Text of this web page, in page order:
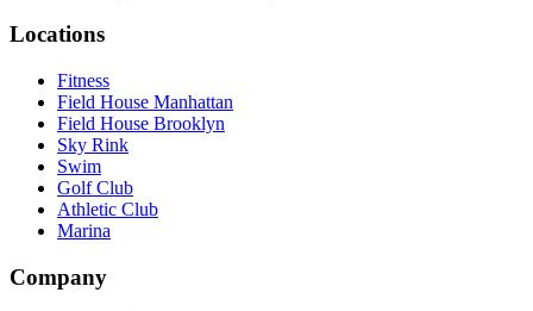
Locations​​​​‌ ‍ ​‍​‍‌‍ ‌ ​‍‌‍‍‌‌‍‌ ‌‍‍‌‌‍ ‍​‍​‍​ ‍‍​‍​‍‌ ​ ‌‍​‌‌‍ ‍‌‍‍‌‌ ‌​‌ ‍‌​‍ ‍‌‍‍‌‌‍ ​‍​‍​‍ ​​‍​‍‌‍‍​‌ ​‍‌‍‌‌‌‍‌‍​‍​‍​ ‍‍​‍​‍‌‍‍​‌ ‌​‌ ‌​‌ ​​‌ ​ ​ ‍‍​‍ ​‍ ‌‍​ ‌‍‍​‌‍‌‌‌‍ ​‌ ​ ‌‍‌‌‌‍​‌‌ ​​‌‍‍‌‌‍‌‌‌ ​‍‌ ​ ​‍ ‍‌ ​ ‌‍​‌‌‍ ‍‌‍‍‌‌ ‌​‌ ‍‌​‍ ‍‌ ​ ‌ ‌​‌ ‌‌‌‍‌​‌‍‍‌‌‍ ​‍ ‌‍‍‌‌‍ ‍‌ ‌​‌‍‌‌‌‍ ‍‌ ‌​​‍ ‌‍‌‌‌‍‌​‌‍‍‌‌ ‌​​‍ ‌‍ ‌‌‍ ‌‍‌​‌‍‌‌​ ‌‌ ​​‌ ​‍‌‍‌‌‌ ​ ‌‍‌‌‌‍ ‍‌ ‌​‌‍​‌‌ ‌​‌‍‍‌‌‍ ‌‍ ‍​ ‍ ‌‍‍‌‌‍‌​​ ‌‌‍‌‍‌‍ ‌‍ ‌ ‌​‌‍‌‌‌ ​‍​ ‍ ‌ ‌​‌ ‍‌‌ ​​‌‍‌‌​ ‌‌‍‌‍‌‍ ‌‍ ‌ ‌​‌‍‌‌‌ ​‍​ ‍ ‌ ​​‌‍​‌‌ ‌​‌‍‍​​ ‌‌‍​ ‌‍ ‌‍ ​‌ ‌‌‌‍ ‌‌‍ ‍‌ ​ ​‍‌‌​ ‌‌‌​​‍‌‌ ‌‍‍ ‌‍‌‌‌ ‍‌​‍‌‌​ ​ ‌​‌​​‍‌‌​ ​ ‌​‌​​‍‌‌​ ​‍​ ​‍‌‍‌‌‌‍​‍​ ​‍​ ‍​‌‍​ ​ ‌‌‌‍​ ‌‍​ ‌‍‌‌‌‍​‍‌‍​‌​ ​‌​‍‌‌​ ​‍​ ​‍​‍‌‌​ ‌‌‌​‌​​‍ ‍‌ ‌​‌‍‍‌‌ ‌​‌‍ ​‌‍‌‌​ ‌‍​‍‌‍​‌‌ ​ ‌‍‌‌‌‌‌‌‌ ​‍‌‍ ​​ ‌‌‍‍​‌ ‌​‌ ‌​‌ ​​‌ ​ ​‍‌‌​ ​ ‌​​‌​‍‌‌​ ​‍‌​‌‍​‍‌‌​ ​‍‌​‌‍‌‍​ ‌‍‍​‌‍‌‌‌‍ ​‌ ​ ‌‍‌‌‌‍​‌‌ ​​‌‍‍‌‌‍‌‌‌ ​‍‌ ​ ​‍ ‍‌ ​ ‌‍​‌‌‍ ‍‌‍‍‌‌ ‌​‌ ‍‌​‍ ‍‌ ​ ‌ ‌​‌ ‌‌‌‍‌​‌‍‍‌‌‍ ​‍‌‍‌‍‍‌‌‍‌​​ ‌‌‍‌‍‌‍ ‌‍ ‌ ‌​‌‍‌‌‌ ​‍​‍‌‍‌ ‌​‌ ‍‌‌ ​​‌‍‌‌​ ‌‌‍‌‍‌‍ ‌‍ ‌ ‌​‌‍‌‌‌ ​‍​‍‌‍‌ ​​‌‍​‌‌ ‌​‌‍‍​​ ‌‌‍​ ‌‍ ‌‍ ​‌ ‌‌‌‍ ‌‌‍ ‍‌ ​ ​‍‌‌​ ‌‌‌​​‍‌‌ ‌‍‍ ‌‍‌‌‌ ‍‌​‍‌‌​ ​ ‌​‌​​‍‌‌​ ​ ‌​‌​​‍‌‌​ ​‍​ ​‍‌‍‌‌‌‍​‍​ ​‍​ ‍​‌‍​ ​ ‌‌‌‍​ ‌‍​ ‌‍‌‌‌‍​‍‌‍​‌​ ​‌​‍‌‌​ ​‍​ ​‍​‍‌‌​ ‌‌‌​‌​​‍ ‍‌ ‌​‌‍‍‌‌ ‌​‌‍ ​‌‍‌‌​‍‌‍‌ ​​‌‍‌‌‌ ​‍‌ ​ ‌ ​​‌‍‌‌‌‍​ ‌ ‌​‌‍‍‌‌ ‌‍‌‍‌‌​ ‌‌ ​​‌ ‌‌‌‍​‍‌‍ ​‌‍‍‌‌ ​ ‌‍‍​‌‍‌‌‌‍‌​​‍​‍‌ ‌
Fitness​​​​‌ ‍ ​‍​‍‌‍ ‌ ​‍‌‍‍‌‌‍‌ ‌‍‍‌‌‍ ‍​‍​‍​ ‍‍​‍​‍‌ ​ ‌‍​‌‌‍ ‍‌‍‍‌‌ ‌​‌ ‍‌​‍ ‍‌‍‍‌‌‍ ​‍​‍​‍ ​​‍​‍‌‍‍​‌ ​‍‌‍‌‌‌‍‌‍​‍​‍​ ‍‍​‍​‍‌‍‍​‌ ‌​‌ ‌​‌ ​​‌ ​ ​ ‍‍​‍ ​‍ ‌‍​ ‌‍‍​‌‍‌‌‌‍ ​‌ ​ ‌‍‌‌‌‍​‌‌ ​​‌‍‍‌‌‍‌‌‌ ​‍‌ ​ ​‍ ‍‌ ​ ‌‍​‌‌‍ ‍‌‍‍‌‌ ‌​‌ ‍‌​‍ ‍‌ ​ ‌ ‌​‌ ‌‌‌‍‌​‌‍‍‌‌‍ ​‍ ‌‍‍‌‌‍ ‍‌ ‌​‌‍‌‌‌‍ ‍‌ ‌​​‍ ‌‍‌‌‌‍‌​‌‍‍‌‌ ‌​​‍ ‌‍ ‌‌‍ ‌‍‌​‌‍‌‌​ ‌‌ ​​‌ ​‍‌‍‌‌‌ ​ ‌‍‌‌‌‍ ‍‌ ‌​‌‍​‌‌ ‌​‌‍‍‌‌‍ ‌‍ ‍​ ‍ ‌‍‍‌‌‍‌​​ ‌‌‍‌‍‌‍ ‌‍ ‌ ‌​‌‍‌‌‌ ​‍​ ‍ ‌ ‌​‌ ‍‌‌ ​​‌‍‌‌​ ‌‌‍‌‍‌‍ ‌‍ ‌ ‌​‌‍‌‌‌ ​‍​ ‍ ‌ ​​‌‍​‌‌ ‌​‌‍‍​​ ‌‌‍​ ‌‍ ‌‍ ​‌ ‌‌‌‍ ‌‌‍ ‍‌ ​ ​‍‌‌​ ‌‌‌​​‍‌‌ ‌‍‍ ‌‍‌‌‌ ‍‌​‍‌‌​ ​ ‌​‌​​‍‌‌​ ​ ‌​‌​​‍‌‌​ ​‍​ ​‍‌‍‌‌‌‍​‍​ ​‍​ ‍​‌‍​ ​ ‌‌‌‍​ ‌‍​ ‌‍‌‌‌‍​‍‌‍​‌​ ​‌​‍‌‌​ ​‍​ ​‍​‍‌‌​ ‌‌‌​‌​​‍ ‍‌‍ ​‌‍‍‌‌‍ ‍‌‍‍ ‌ ​ ​‍‌‌​ ‌‌‌​​‍‌‌ ‌‍‍ ‌‍‌‌‌ ‍‌​‍‌‌​ ​ ‌​‌​​‍‌‌​ ​ ‌​‌​​‍‌‌​ ​‍​ ​‍​ ​‍​ ​ ​ ​ ‌‍​ ‌‍‌‌​ ‍​​ ‌‍​ ​‌​ ‌​‌‍​‌‌‍​ ​ ‍‌​‍‌‌​ ​‍​ ​‍​‍‌‌​ ‌‌‌​‌​​‍ ‍‌‍ ‍‌‍​‌‌‍ ‌‌‍‌‌​ ‌‍​‍‌‍​‌‌ ​ ‌‍‌‌‌‌‌‌‌ ​‍‌‍ ​​ ‌‌‍‍​‌ ‌​‌ ‌​‌ ​​‌ ​ ​‍‌‌​ ​ ‌​​‌​‍‌‌​ ​‍‌​‌‍​‍‌‌​ ​‍‌​‌‍‌‍​ ‌‍‍​‌‍‌‌‌‍ ​‌ ​ ‌‍‌‌‌‍​‌‌ ​​‌‍‍‌‌‍‌‌‌ ​‍‌ ​ ​‍ ‍‌ ​ ‌‍​‌‌‍ ‍‌‍‍‌‌ ‌​‌ ‍‌​‍ ‍‌ ​ ‌ ‌​‌ ‌‌‌‍‌​‌‍‍‌‌‍ ​‍‌‍‌‍‍‌‌‍‌​​ ‌‌‍‌‍‌‍ ‌‍ ‌ ‌​‌‍‌‌‌ ​‍​‍‌‍‌ ‌​‌ ‍‌‌ ​​‌‍‌‌​ ‌‌‍‌‍‌‍ ‌‍ ‌ ‌​‌‍‌‌‌ ​‍​‍‌‍‌ ​​‌‍​‌‌ ‌​‌‍‍​​ ‌‌‍​ ‌‍ ‌‍ ​‌ ‌‌‌‍ ‌‌‍ ‍‌ ​ ​‍‌‌​ ‌‌‌​​‍‌‌ ‌‍‍ ‌‍‌‌‌ ‍‌​‍‌‌​ ​ ‌​‌​​‍‌‌​ ​ ‌​‌​​‍‌‌​ ​‍​ ​‍‌‍‌‌‌‍​‍​ ​‍​ ‍​‌‍​ ​ ‌‌‌‍​ ‌‍​ ‌‍‌‌‌‍​‍‌‍​‌​ ​‌​‍‌‌​ ​‍​ ​‍​‍‌‌​ ‌‌‌​‌​​‍ ‍‌‍ ​‌‍‍‌‌‍ ‍‌‍‍ ‌ ​ ​‍‌‌​ ‌‌‌​​‍‌‌ ‌‍‍ ‌‍‌‌‌ ‍‌​‍‌‌​ ​ ‌​‌​​‍‌‌​ ​ ‌​‌​​‍‌‌​ ​‍​ ​‍​ ​‍​ ​ ​ ​ ‌‍​ ‌‍‌‌​ ‍​​ ‌‍​ ​‌​ ‌​‌‍​‌‌‍​ ​ ‍‌​‍‌‌​ ​‍​ ​‍​‍‌‌​ ‌‌‌​‌​​‍ ‍‌‍ ‍‌‍​‌‌‍ ‌‌‍‌‌​‍‌‍‌ ​​‌‍‌‌‌ ​‍‌ ​ ‌ ​​‌‍‌‌‌‍​ ‌ ‌​‌‍‍‌‌ ‌‍‌‍‌‌​ ‌‌ ​​‌ ‌‌‌‍​‍‌‍ ​‌‍‍‌‌ ​ ‌‍‍​‌‍‌‌‌‍‌​​‍​‍‌ ‌
Field House Manhattan​​​​‌ ‍ ​‍​‍‌‍ ‌ ​‍‌‍‍‌‌‍‌ ‌‍‍‌‌‍ ‍​‍​‍​ ‍‍​‍​‍‌ ​ ‌‍​‌‌‍ ‍‌‍‍‌‌ ‌​‌ ‍‌​‍ ‍‌‍‍‌‌‍ ​‍​‍​‍ ​​‍​‍‌‍‍​‌ ​‍‌‍‌‌‌‍‌‍​‍​‍​ ‍‍​‍​‍‌‍‍​‌ ‌​‌ ‌​‌ ​​‌ ​ ​ ‍‍​‍ ​‍ ‌‍​ ‌‍‍​‌‍‌‌‌‍ ​‌ ​ ‌‍‌‌‌‍​‌‌ ​​‌‍‍‌‌‍‌‌‌ ​‍‌ ​ ​‍ ‍‌ ​ ‌‍​‌‌‍ ‍‌‍‍‌‌ ‌​‌ ‍‌​‍ ‍‌ ​ ‌ ‌​‌ ‌‌‌‍‌​‌‍‍‌‌‍ ​‍ ‌‍‍‌‌‍ ‍‌ ‌​‌‍‌‌‌‍ ‍‌ ‌​​‍ ‌‍‌‌‌‍‌​‌‍‍‌‌ ‌​​‍ ‌‍ ‌‌‍ ‌‍‌​‌‍‌‌​ ‌‌ ​​‌ ​‍‌‍‌‌‌ ​ ‌‍‌‌‌‍ ‍‌ ‌​‌‍​‌‌ ‌​‌‍‍‌‌‍ ‌‍ ‍​ ‍ ‌‍‍‌‌‍‌​​ ‌‌‍‌‍‌‍ ‌‍ ‌ ‌​‌‍‌‌‌ ​‍​ ‍ ‌ ‌​‌ ‍‌‌ ​​‌‍‌‌​ ‌‌‍‌‍‌‍ ‌‍ ‌ ‌​‌‍‌‌‌ ​‍​ ‍ ‌ ​​‌‍​‌‌ ‌​‌‍‍​​ ‌‌‍​ ‌‍ ‌‍ ​‌ ‌‌‌‍ ‌‌‍ ‍‌ ​ ​‍‌‌​ ‌‌‌​​‍‌‌ ‌‍‍ ‌‍‌‌‌ ‍‌​‍‌‌​ ​ ‌​‌​​‍‌‌​ ​ ‌​‌​​‍‌‌​ ​‍​ ​‍‌‍‌‌‌‍​‍​ ​‍​ ‍​‌‍​ ​ ‌‌‌‍​ ‌‍​ ‌‍‌‌‌‍​‍‌‍​‌​ ​‌​‍‌‌​ ​‍​ ​‍​‍‌‌​ ‌‌‌​‌​​‍ ‍‌‍ ​‌‍‍‌‌‍ ‍‌‍‍ ‌ ​ ​‍‌‌​ ‌‌‌​​‍‌‌ ‌‍‍ ‌‍‌‌‌ ‍‌​‍‌‌​ ​ ‌​‌​​‍‌‌​ ​ ‌​‌​​‍‌‌​ ​‍​ ​‍​ ​‌​ ​ ​ ​‌‌‍​‍​ ​​​ ​‌‌‍​‌​ ‌ ​ ​‍​ ​‍​ ‌‍​ ‌​​‍‌‌​ ​‍​ ​‍​‍‌‌​ ‌‌‌​‌​​‍ ‍‌‍ ‍‌‍​‌‌‍ ‌‌‍‌‌​ ‌‍​‍‌‍​‌‌ ​ ‌‍‌‌‌‌‌‌‌ ​‍‌‍ ​​ ‌‌‍‍​‌ ‌​‌ ‌​‌ ​​‌ ​ ​‍‌‌​ ​ ‌​​‌​‍‌‌​ ​‍‌​‌‍​‍‌‌​ ​‍‌​‌‍‌‍​ ‌‍‍​‌‍‌‌‌‍ ​‌ ​ ‌‍‌‌‌‍​‌‌ ​​‌‍‍‌‌‍‌‌‌ ​‍‌ ​ ​‍ ‍‌ ​ ‌‍​‌‌‍ ‍‌‍‍‌‌ ‌​‌ ‍‌​‍ ‍‌ ​ ‌ ‌​‌ ‌‌‌‍‌​‌‍‍‌‌‍ ​‍‌‍‌‍‍‌‌‍‌​​ ‌‌‍‌‍‌‍ ‌‍ ‌ ‌​‌‍‌‌‌ ​‍​‍‌‍‌ ‌​‌ ‍‌‌ ​​‌‍‌‌​ ‌‌‍‌‍‌‍ ‌‍ ‌ ‌​‌‍‌‌‌ ​‍​‍‌‍‌ ​​‌‍​‌‌ ‌​‌‍‍​​ ‌‌‍​ ‌‍ ‌‍ ​‌ ‌‌‌‍ ‌‌‍ ‍‌ ​ ​‍‌‌​ ‌‌‌​​‍‌‌ ‌‍‍ ‌‍‌‌‌ ‍‌​‍‌‌​ ​ ‌​‌​​‍‌‌​ ​ ‌​‌​​‍‌‌​ ​‍​ ​‍‌‍‌‌‌‍​‍​ ​‍​ ‍​‌‍​ ​ ‌‌‌‍​ ‌‍​ ‌‍‌‌‌‍​‍‌‍​‌​ ​‌​‍‌‌​ ​‍​ ​‍​‍‌‌​ ‌‌‌​‌​​‍ ‍‌‍ ​‌‍‍‌‌‍ ‍‌‍‍ ‌ ​ ​‍‌‌​ ‌‌‌​​‍‌‌ ‌‍‍ ‌‍‌‌‌ ‍‌​‍‌‌​ ​ ‌​‌​​‍‌‌​ ​ ‌​‌​​‍‌‌​ ​‍​ ​‍​ ​‌​ ​ ​ ​‌‌‍​‍​ ​​​ ​‌‌‍​‌​ ‌ ​ ​‍​ ​‍​ ‌‍​ ‌​​‍‌‌​ ​‍​ ​‍​‍‌‌​ ‌‌‌​‌​​‍ ‍‌‍ ‍‌‍​‌‌‍ ‌‌‍‌‌​‍‌‍‌ ​​‌‍‌‌‌ ​‍‌ ​ ‌ ​​‌‍‌‌‌‍​ ‌ ‌​‌‍‍‌‌ ‌‍‌‍‌‌​ ‌‌ ​​‌ ‌‌‌‍​‍‌‍ ​‌‍‍‌‌ ​ ‌‍‍​‌‍‌‌‌‍‌​​‍​‍‌ ‌
Field House Brooklyn​​​​‌ ‍ ​‍​‍‌‍ ‌ ​‍‌‍‍‌‌‍‌ ‌‍‍‌‌‍ ‍​‍​‍​ ‍‍​‍​‍‌ ​ ‌‍​‌‌‍ ‍‌‍‍‌‌ ‌​‌ ‍‌​‍ ‍‌‍‍‌‌‍ ​‍​‍​‍ ​​‍​‍‌‍‍​‌ ​‍‌‍‌‌‌‍‌‍​‍​‍​ ‍‍​‍​‍‌‍‍​‌ ‌​‌ ‌​‌ ​​‌ ​ ​ ‍‍​‍ ​‍ ‌‍​ ‌‍‍​‌‍‌‌‌‍ ​‌ ​ ‌‍‌‌‌‍​‌‌ ​​‌‍‍‌‌‍‌‌‌ ​‍‌ ​ ​‍ ‍‌ ​ ‌‍​‌‌‍ ‍‌‍‍‌‌ ‌​‌ ‍‌​‍ ‍‌ ​ ‌ ‌​‌ ‌‌‌‍‌​‌‍‍‌‌‍ ​‍ ‌‍‍‌‌‍ ‍‌ ‌​‌‍‌‌‌‍ ‍‌ ‌​​‍ ‌‍‌‌‌‍‌​‌‍‍‌‌ ‌​​‍ ‌‍ ‌‌‍ ‌‍‌​‌‍‌‌​ ‌‌ ​​‌ ​‍‌‍‌‌‌ ​ ‌‍‌‌‌‍ ‍‌ ‌​‌‍​‌‌ ‌​‌‍‍‌‌‍ ‌‍ ‍​ ‍ ‌‍‍‌‌‍‌​​ ‌‌‍‌‍‌‍ ‌‍ ‌ ‌​‌‍‌‌‌ ​‍​ ‍ ‌ ‌​‌ ‍‌‌ ​​‌‍‌‌​ ‌‌‍‌‍‌‍ ‌‍ ‌ ‌​‌‍‌‌‌ ​‍​ ‍ ‌ ​​‌‍​‌‌ ‌​‌‍‍​​ ‌‌‍​ ‌‍ ‌‍ ​‌ ‌‌‌‍ ‌‌‍ ‍‌ ​ ​‍‌‌​ ‌‌‌​​‍‌‌ ‌‍‍ ‌‍‌‌‌ ‍‌​‍‌‌​ ​ ‌​‌​​‍‌‌​ ​ ‌​‌​​‍‌‌​ ​‍​ ​‍‌‍‌‌‌‍​‍​ ​‍​ ‍​‌‍​ ​ ‌‌‌‍​ ‌‍​ ‌‍‌‌‌‍​‍‌‍​‌​ ​‌​‍‌‌​ ​‍​ ​‍​‍‌‌​ ‌‌‌​‌​​‍ ‍‌‍ ​‌‍‍‌‌‍ ‍‌‍‍ ‌ ​ ​‍‌‌​ ‌‌‌​​‍‌‌ ‌‍‍ ‌‍‌‌‌ ‍‌​‍‌‌​ ​ ‌​‌​​‍‌‌​ ​ ‌​‌​​‍‌‌​ ​‍​ ​‍​ ‌‍​ ‍​​ ‌ ‌‍‌​​ ​‌​ ​‍​ ‌‌​ ‌‍​ ​‍​ ​‌‌‍​ ​ ​‌​‍‌‌​ ​‍​ ​‍​‍‌‌​ ‌‌‌​‌​​‍ ‍‌‍ ‍‌‍​‌‌‍ ‌‌‍‌‌​ ‌‍​‍‌‍​‌‌ ​ ‌‍‌‌‌‌‌‌‌ ​‍‌‍ ​​ ‌‌‍‍​‌ ‌​‌ ‌​‌ ​​‌ ​ ​‍‌‌​ ​ ‌​​‌​‍‌‌​ ​‍‌​‌‍​‍‌‌​ ​‍‌​‌‍‌‍​ ‌‍‍​‌‍‌‌‌‍ ​‌ ​ ‌‍‌‌‌‍​‌‌ ​​‌‍‍‌‌‍‌‌‌ ​‍‌ ​ ​‍ ‍‌ ​ ‌‍​‌‌‍ ‍‌‍‍‌‌ ‌​‌ ‍‌​‍ ‍‌ ​ ‌ ‌​‌ ‌‌‌‍‌​‌‍‍‌‌‍ ​‍‌‍‌‍‍‌‌‍‌​​ ‌‌‍‌‍‌‍ ‌‍ ‌ ‌​‌‍‌‌‌ ​‍​‍‌‍‌ ‌​‌ ‍‌‌ ​​‌‍‌‌​ ‌‌‍‌‍‌‍ ‌‍ ‌ ‌​‌‍‌‌‌ ​‍​‍‌‍‌ ​​‌‍​‌‌ ‌​‌‍‍​​ ‌‌‍​ ‌‍ ‌‍ ​‌ ‌‌‌‍ ‌‌‍ ‍‌ ​ ​‍‌‌​ ‌‌‌​​‍‌‌ ‌‍‍ ‌‍‌‌‌ ‍‌​‍‌‌​ ​ ‌​‌​​‍‌‌​ ​ ‌​‌​​‍‌‌​ ​‍​ ​‍‌‍‌‌‌‍​‍​ ​‍​ ‍​‌‍​ ​ ‌‌‌‍​ ‌‍​ ‌‍‌‌‌‍​‍‌‍​‌​ ​‌​‍‌‌​ ​‍​ ​‍​‍‌‌​ ‌‌‌​‌​​‍ ‍‌‍ ​‌‍‍‌‌‍ ‍‌‍‍ ‌ ​ ​‍‌‌​ ‌‌‌​​‍‌‌ ‌‍‍ ‌‍‌‌‌ ‍‌​‍‌‌​ ​ ‌​‌​​‍‌‌​ ​ ‌​‌​​‍‌‌​ ​‍​ ​‍​ ‌‍​ ‍​​ ‌ ‌‍‌​​ ​‌​ ​‍​ ‌‌​ ‌‍​ ​‍​ ​‌‌‍​ ​ ​‌​‍‌‌​ ​‍​ ​‍​‍‌‌​ ‌‌‌​‌​​‍ ‍‌‍ ‍‌‍​‌‌‍ ‌‌‍‌‌​‍‌‍‌ ​​‌‍‌‌‌ ​‍‌ ​ ‌ ​​‌‍‌‌‌‍​ ‌ ‌​‌‍‍‌‌ ‌‍‌‍‌‌​ ‌‌ ​​‌ ‌‌‌‍​‍‌‍ ​‌‍‍‌‌ ​ ‌‍‍​‌‍‌‌‌‍‌​​‍​‍‌ ‌
Sky Rink​​​​‌ ‍ ​‍​‍‌‍ ‌ ​‍‌‍‍‌‌‍‌ ‌‍‍‌‌‍ ‍​‍​‍​ ‍‍​‍​‍‌ ​ ‌‍​‌‌‍ ‍‌‍‍‌‌ ‌​‌ ‍‌​‍ ‍‌‍‍‌‌‍ ​‍​‍​‍ ​​‍​‍‌‍‍​‌ ​‍‌‍‌‌‌‍‌‍​‍​‍​ ‍‍​‍​‍‌‍‍​‌ ‌​‌ ‌​‌ ​​‌ ​ ​ ‍‍​‍ ​‍ ‌‍​ ‌‍‍​‌‍‌‌‌‍ ​‌ ​ ‌‍‌‌‌‍​‌‌ ​​‌‍‍‌‌‍‌‌‌ ​‍‌ ​ ​‍ ‍‌ ​ ‌‍​‌‌‍ ‍‌‍‍‌‌ ‌​‌ ‍‌​‍ ‍‌ ​ ‌ ‌​‌ ‌‌‌‍‌​‌‍‍‌‌‍ ​‍ ‌‍‍‌‌‍ ‍‌ ‌​‌‍‌‌‌‍ ‍‌ ‌​​‍ ‌‍‌‌‌‍‌​‌‍‍‌‌ ‌​​‍ ‌‍ ‌‌‍ ‌‍‌​‌‍‌‌​ ‌‌ ​​‌ ​‍‌‍‌‌‌ ​ ‌‍‌‌‌‍ ‍‌ ‌​‌‍​‌‌ ‌​‌‍‍‌‌‍ ‌‍ ‍​ ‍ ‌‍‍‌‌‍‌​​ ‌‌‍‌‍‌‍ ‌‍ ‌ ‌​‌‍‌‌‌ ​‍​ ‍ ‌ ‌​‌ ‍‌‌ ​​‌‍‌‌​ ‌‌‍‌‍‌‍ ‌‍ ‌ ‌​‌‍‌‌‌ ​‍​ ‍ ‌ ​​‌‍​‌‌ ‌​‌‍‍​​ ‌‌‍​ ‌‍ ‌‍ ​‌ ‌‌‌‍ ‌‌‍ ‍‌ ​ ​‍‌‌​ ‌‌‌​​‍‌‌ ‌‍‍ ‌‍‌‌‌ ‍‌​‍‌‌​ ​ ‌​‌​​‍‌‌​ ​ ‌​‌​​‍‌‌​ ​‍​ ​‍‌‍‌‌‌‍​‍​ ​‍​ ‍​‌‍​ ​ ‌‌‌‍​ ‌‍​ ‌‍‌‌‌‍​‍‌‍​‌​ ​‌​‍‌‌​ ​‍​ ​‍​‍‌‌​ ‌‌‌​‌​​‍ ‍‌‍ ​‌‍‍‌‌‍ ‍‌‍‍ ‌ ​ ​‍‌‌​ ‌‌‌​​‍‌‌ ‌‍‍ ‌‍‌‌‌ ‍‌​‍‌‌​ ​ ‌​‌​​‍‌‌​ ​ ‌​‌​​‍‌‌​ ​‍​ ​‍​ ‌​​ ‌ ‌‍‌‍‌‍‌‍​ ​​​ ‌‍​ ‌‌​ ‌​‌‍‌​‌‍‌​​ ​‌‌‍​‍​‍‌‌​ ​‍​ ​‍​‍‌‌​ ‌‌‌​‌​​‍ ‍‌‍ ‍‌‍​‌‌‍ ‌‌‍‌‌​ ‌‍​‍‌‍​‌‌ ​ ‌‍‌‌‌‌‌‌‌ ​‍‌‍ ​​ ‌‌‍‍​‌ ‌​‌ ‌​‌ ​​‌ ​ ​‍‌‌​ ​ ‌​​‌​‍‌‌​ ​‍‌​‌‍​‍‌‌​ ​‍‌​‌‍‌‍​ ‌‍‍​‌‍‌‌‌‍ ​‌ ​ ‌‍‌‌‌‍​‌‌ ​​‌‍‍‌‌‍‌‌‌ ​‍‌ ​ ​‍ ‍‌ ​ ‌‍​‌‌‍ ‍‌‍‍‌‌ ‌​‌ ‍‌​‍ ‍‌ ​ ‌ ‌​‌ ‌‌‌‍‌​‌‍‍‌‌‍ ​‍‌‍‌‍‍‌‌‍‌​​ ‌‌‍‌‍‌‍ ‌‍ ‌ ‌​‌‍‌‌‌ ​‍​‍‌‍‌ ‌​‌ ‍‌‌ ​​‌‍‌‌​ ‌‌‍‌‍‌‍ ‌‍ ‌ ‌​‌‍‌‌‌ ​‍​‍‌‍‌ ​​‌‍​‌‌ ‌​‌‍‍​​ ‌‌‍​ ‌‍ ‌‍ ​‌ ‌‌‌‍ ‌‌‍ ‍‌ ​ ​‍‌‌​ ‌‌‌​​‍‌‌ ‌‍‍ ‌‍‌‌‌ ‍‌​‍‌‌​ ​ ‌​‌​​‍‌‌​ ​ ‌​‌​​‍‌‌​ ​‍​ ​‍‌‍‌‌‌‍​‍​ ​‍​ ‍​‌‍​ ​ ‌‌‌‍​ ‌‍​ ‌‍‌‌‌‍​‍‌‍​‌​ ​‌​‍‌‌​ ​‍​ ​‍​‍‌‌​ ‌‌‌​‌​​‍ ‍‌‍ ​‌‍‍‌‌‍ ‍‌‍‍ ‌ ​ ​‍‌‌​ ‌‌‌​​‍‌‌ ‌‍‍ ‌‍‌‌‌ ‍‌​‍‌‌​ ​ ‌​‌​​‍‌‌​ ​ ‌​‌​​‍‌‌​ ​‍​ ​‍​ ‌​​ ‌ ‌‍‌‍‌‍‌‍​ ​​​ ‌‍​ ‌‌​ ‌​‌‍‌​‌‍‌​​ ​‌‌‍​‍​‍‌‌​ ​‍​ ​‍​‍‌‌​ ‌‌‌​‌​​‍ ‍‌‍ ‍‌‍​‌‌‍ ‌‌‍‌‌​‍‌‍‌ ​​‌‍‌‌‌ ​‍‌ ​ ‌ ​​‌‍‌‌‌‍​ ‌ ‌​‌‍‍‌‌ ‌‍‌‍‌‌​ ‌‌ ​​‌ ‌‌‌‍​‍‌‍ ​‌‍‍‌‌ ​ ‌‍‍​‌‍‌‌‌‍‌​​‍​‍‌ ‌
Swim​​​​‌ ‍ ​‍​‍‌‍ ‌ ​‍‌‍‍‌‌‍‌ ‌‍‍‌‌‍ ‍​‍​‍​ ‍‍​‍​‍‌ ​ ‌‍​‌‌‍ ‍‌‍‍‌‌ ‌​‌ ‍‌​‍ ‍‌‍‍‌‌‍ ​‍​‍​‍ ​​‍​‍‌‍‍​‌ ​‍‌‍‌‌‌‍‌‍​‍​‍​ ‍‍​‍​‍‌‍‍​‌ ‌​‌ ‌​‌ ​​‌ ​ ​ ‍‍​‍ ​‍ ‌‍​ ‌‍‍​‌‍‌‌‌‍ ​‌ ​ ‌‍‌‌‌‍​‌‌ ​​‌‍‍‌‌‍‌‌‌ ​‍‌ ​ ​‍ ‍‌ ​ ‌‍​‌‌‍ ‍‌‍‍‌‌ ‌​‌ ‍‌​‍ ‍‌ ​ ‌ ‌​‌ ‌‌‌‍‌​‌‍‍‌‌‍ ​‍ ‌‍‍‌‌‍ ‍‌ ‌​‌‍‌‌‌‍ ‍‌ ‌​​‍ ‌‍‌‌‌‍‌​‌‍‍‌‌ ‌​​‍ ‌‍ ‌‌‍ ‌‍‌​‌‍‌‌​ ‌‌ ​​‌ ​‍‌‍‌‌‌ ​ ‌‍‌‌‌‍ ‍‌ ‌​‌‍​‌‌ ‌​‌‍‍‌‌‍ ‌‍ ‍​ ‍ ‌‍‍‌‌‍‌​​ ‌‌‍‌‍‌‍ ‌‍ ‌ ‌​‌‍‌‌‌ ​‍​ ‍ ‌ ‌​‌ ‍‌‌ ​​‌‍‌‌​ ‌‌‍‌‍‌‍ ‌‍ ‌ ‌​‌‍‌‌‌ ​‍​ ‍ ‌ ​​‌‍​‌‌ ‌​‌‍‍​​ ‌‌‍​ ‌‍ ‌‍ ​‌ ‌‌‌‍ ‌‌‍ ‍‌ ​ ​‍‌‌​ ‌‌‌​​‍‌‌ ‌‍‍ ‌‍‌‌‌ ‍‌​‍‌‌​ ​ ‌​‌​​‍‌‌​ ​ ‌​‌​​‍‌‌​ ​‍​ ​‍‌‍‌‌‌‍​‍​ ​‍​ ‍​‌‍​ ​ ‌‌‌‍​ ‌‍​ ‌‍‌‌‌‍​‍‌‍​‌​ ​‌​‍‌‌​ ​‍​ ​‍​‍‌‌​ ‌‌‌​‌​​‍ ‍‌‍ ​‌‍‍‌‌‍ ‍‌‍‍ ‌ ​ ​‍‌‌​ ‌‌‌​​‍‌‌ ‌‍‍ ‌‍‌‌‌ ‍‌​‍‌‌​ ​ ‌​‌​​‍‌‌​ ​ ‌​‌​​‍‌‌​ ​‍​ ​‍‌‍‌‍‌‍‌‍​ ​​​ ‌‌​ ‌‌​ ‌​​ ​‍‌‍​ ​ ​‌​ ​ ‌‍​ ‌‍​‌‌‍​ ‌‍‌‌​ ‌‍​ ​‌​ ​ ‌‍​ ‌‍​‍​ ‌​​ ‍​‌‍‌​​ ‍​​ ‌‍​ ‌‌‌‍​‍​ ‌​​ ‌​​ ​‌​ ‍‌​ ‍‌‌‍​ ​‍‌‌​ ​‍​ ​‍​‍‌‌​ ‌‌‌​‌​​‍ ‍‌‍ ‍‌‍​‌‌‍ ‌‌‍‌‌​ ‌‍​‍‌‍​‌‌ ​ ‌‍‌‌‌‌‌‌‌ ​‍‌‍ ​​ ‌‌‍‍​‌ ‌​‌ ‌​‌ ​​‌ ​ ​‍‌‌​ ​ ‌​​‌​‍‌‌​ ​‍‌​‌‍​‍‌‌​ ​‍‌​‌‍‌‍​ ‌‍‍​‌‍‌‌‌‍ ​‌ ​ ‌‍‌‌‌‍​‌‌ ​​‌‍‍‌‌‍‌‌‌ ​‍‌ ​ ​‍ ‍‌ ​ ‌‍​‌‌‍ ‍‌‍‍‌‌ ‌​‌ ‍‌​‍ ‍‌ ​ ‌ ‌​‌ ‌‌‌‍‌​‌‍‍‌‌‍ ​‍‌‍‌‍‍‌‌‍‌​​ ‌‌‍‌‍‌‍ ‌‍ ‌ ‌​‌‍‌‌‌ ​‍​‍‌‍‌ ‌​‌ ‍‌‌ ​​‌‍‌‌​ ‌‌‍‌‍‌‍ ‌‍ ‌ ‌​‌‍‌‌‌ ​‍​‍‌‍‌ ​​‌‍​‌‌ ‌​‌‍‍​​ ‌‌‍​ ‌‍ ‌‍ ​‌ ‌‌‌‍ ‌‌‍ ‍‌ ​ ​‍‌‌​ ‌‌‌​​‍‌‌ ‌‍‍ ‌‍‌‌‌ ‍‌​‍‌‌​ ​ ‌​‌​​‍‌‌​ ​ ‌​‌​​‍‌‌​ ​‍​ ​‍‌‍‌‌‌‍​‍​ ​‍​ ‍​‌‍​ ​ ‌‌‌‍​ ‌‍​ ‌‍‌‌‌‍​‍‌‍​‌​ ​‌​‍‌‌​ ​‍​ ​‍​‍‌‌​ ‌‌‌​‌​​‍ ‍‌‍ ​‌‍‍‌‌‍ ‍‌‍‍ ‌ ​ ​‍‌‌​ ‌‌‌​​‍‌‌ ‌‍‍ ‌‍‌‌‌ ‍‌​‍‌‌​ ​ ‌​‌​​‍‌‌​ ​ ‌​‌​​‍‌‌​ ​‍​ ​‍‌‍‌‍‌‍‌‍​ ​​​ ‌‌​ ‌‌​ ‌​​ ​‍‌‍​ ​ ​‌​ ​ ‌‍​ ‌‍​‌‌‍​ ‌‍‌‌​ ‌‍​ ​‌​ ​ ‌‍​ ‌‍​‍​ ‌​​ ‍​‌‍‌​​ ‍​​ ‌‍​ ‌‌‌‍​‍​ ‌​​ ‌​​ ​‌​ ‍‌​ ‍‌‌‍​ ​‍‌‌​ ​‍​ ​‍​‍‌‌​ ‌‌‌​‌​​‍ ‍‌‍ ‍‌‍​‌‌‍ ‌‌‍‌‌​‍‌‍‌ ​​‌‍‌‌‌ ​‍‌ ​ ‌ ​​‌‍‌‌‌‍​ ‌ ‌​‌‍‍‌‌ ‌‍‌‍‌‌​ ‌‌ ​​‌ ‌‌‌‍​‍‌‍ ​‌‍‍‌‌ ​ ‌‍‍​‌‍‌‌‌‍‌​​‍​‍‌ ‌
Golf Club​​​​‌ ‍ ​‍​‍‌‍ ‌ ​‍‌‍‍‌‌‍‌ ‌‍‍‌‌‍ ‍​‍​‍​ ‍‍​‍​‍‌ ​ ‌‍​‌‌‍ ‍‌‍‍‌‌ ‌​‌ ‍‌​‍ ‍‌‍‍‌‌‍ ​‍​‍​‍ ​​‍​‍‌‍‍​‌ ​‍‌‍‌‌‌‍‌‍​‍​‍​ ‍‍​‍​‍‌‍‍​‌ ‌​‌ ‌​‌ ​​‌ ​ ​ ‍‍​‍ ​‍ ‌‍​ ‌‍‍​‌‍‌‌‌‍ ​‌ ​ ‌‍‌‌‌‍​‌‌ ​​‌‍‍‌‌‍‌‌‌ ​‍‌ ​ ​‍ ‍‌ ​ ‌‍​‌‌‍ ‍‌‍‍‌‌ ‌​‌ ‍‌​‍ ‍‌ ​ ‌ ‌​‌ ‌‌‌‍‌​‌‍‍‌‌‍ ​‍ ‌‍‍‌‌‍ ‍‌ ‌​‌‍‌‌‌‍ ‍‌ ‌​​‍ ‌‍‌‌‌‍‌​‌‍‍‌‌ ‌​​‍ ‌‍ ‌‌‍ ‌‍‌​‌‍‌‌​ ‌‌ ​​‌ ​‍‌‍‌‌‌ ​ ‌‍‌‌‌‍ ‍‌ ‌​‌‍​‌‌ ‌​‌‍‍‌‌‍ ‌‍ ‍​ ‍ ‌‍‍‌‌‍‌​​ ‌‌‍‌‍‌‍ ‌‍ ‌ ‌​‌‍‌‌‌ ​‍​ ‍ ‌ ‌​‌ ‍‌‌ ​​‌‍‌‌​ ‌‌‍‌‍‌‍ ‌‍ ‌ ‌​‌‍‌‌‌ ​‍​ ‍ ‌ ​​‌‍​‌‌ ‌​‌‍‍​​ ‌‌‍​ ‌‍ ‌‍ ​‌ ‌‌‌‍ ‌‌‍ ‍‌ ​ ​‍‌‌​ ‌‌‌​​‍‌‌ ‌‍‍ ‌‍‌‌‌ ‍‌​‍‌‌​ ​ ‌​‌​​‍‌‌​ ​ ‌​‌​​‍‌‌​ ​‍​ ​‍‌‍‌‌‌‍​‍​ ​‍​ ‍​‌‍​ ​ ‌‌‌‍​ ‌‍​ ‌‍‌‌‌‍​‍‌‍​‌​ ​‌​‍‌‌​ ​‍​ ​‍​‍‌‌​ ‌‌‌​‌​​‍ ‍‌‍ ​‌‍‍‌‌‍ ‍‌‍‍ ‌ ​ ​‍‌‌​ ‌‌‌​​‍‌‌ ‌‍‍ ‌‍‌‌‌ ‍‌​‍‌‌​ ​ ‌​‌​​‍‌‌​ ​ ‌​‌​​‍‌‌​ ​‍​ ​‍​ ‌​‌‍‌‌​ ‌‍‌‍‌​​ ​‍​ ‌‍​ ​‍‌‍‌‍‌‍​‌‌‍​ ‌‍​ ‌‍​ ​‍‌‌​ ​‍​ ​‍​‍‌‌​ ‌‌‌​‌​​‍ ‍‌‍ ‍‌‍​‌‌‍ ‌‌‍‌‌​ ‌‍​‍‌‍​‌‌ ​ ‌‍‌‌‌‌‌‌‌ ​‍‌‍ ​​ ‌‌‍‍​‌ ‌​‌ ‌​‌ ​​‌ ​ ​‍‌‌​ ​ ‌​​‌​‍‌‌​ ​‍‌​‌‍​‍‌‌​ ​‍‌​‌‍‌‍​ ‌‍‍​‌‍‌‌‌‍ ​‌ ​ ‌‍‌‌‌‍​‌‌ ​​‌‍‍‌‌‍‌‌‌ ​‍‌ ​ ​‍ ‍‌ ​ ‌‍​‌‌‍ ‍‌‍‍‌‌ ‌​‌ ‍‌​‍ ‍‌ ​ ‌ ‌​‌ ‌‌‌‍‌​‌‍‍‌‌‍ ​‍‌‍‌‍‍‌‌‍‌​​ ‌‌‍‌‍‌‍ ‌‍ ‌ ‌​‌‍‌‌‌ ​‍​‍‌‍‌ ‌​‌ ‍‌‌ ​​‌‍‌‌​ ‌‌‍‌‍‌‍ ‌‍ ‌ ‌​‌‍‌‌‌ ​‍​‍‌‍‌ ​​‌‍​‌‌ ‌​‌‍‍​​ ‌‌‍​ ‌‍ ‌‍ ​‌ ‌‌‌‍ ‌‌‍ ‍‌ ​ ​‍‌‌​ ‌‌‌​​‍‌‌ ‌‍‍ ‌‍‌‌‌ ‍‌​‍‌‌​ ​ ‌​‌​​‍‌‌​ ​ ‌​‌​​‍‌‌​ ​‍​ ​‍‌‍‌‌‌‍​‍​ ​‍​ ‍​‌‍​ ​ ‌‌‌‍​ ‌‍​ ‌‍‌‌‌‍​‍‌‍​‌​ ​‌​‍‌‌​ ​‍​ ​‍​‍‌‌​ ‌‌‌​‌​​‍ ‍‌‍ ​‌‍‍‌‌‍ ‍‌‍‍ ‌ ​ ​‍‌‌​ ‌‌‌​​‍‌‌ ‌‍‍ ‌‍‌‌‌ ‍‌​‍‌‌​ ​ ‌​‌​​‍‌‌​ ​ ‌​‌​​‍‌‌​ ​‍​ ​‍​ ‌​‌‍‌‌​ ‌‍‌‍‌​​ ​‍​ ‌‍​ ​‍‌‍‌‍‌‍​‌‌‍​ ‌‍​ ‌‍​ ​‍‌‌​ ​‍​ ​‍​‍‌‌​ ‌‌‌​‌​​‍ ‍‌‍ ‍‌‍​‌‌‍ ‌‌‍‌‌​‍‌‍‌ ​​‌‍‌‌‌ ​‍‌ ​ ‌ ​​‌‍‌‌‌‍​ ‌ ‌​‌‍‍‌‌ ‌‍‌‍‌‌​ ‌‌ ​​‌ ‌‌‌‍​‍‌‍ ​‌‍‍‌‌ ​ ‌‍‍​‌‍‌‌‌‍‌​​‍​‍‌ ‌
Athletic Club​​​​‌ ‍ ​‍​‍‌‍ ‌ ​‍‌‍‍‌‌‍‌ ‌‍‍‌‌‍ ‍​‍​‍​ ‍‍​‍​‍‌ ​ ‌‍​‌‌‍ ‍‌‍‍‌‌ ‌​‌ ‍‌​‍ ‍‌‍‍‌‌‍ ​‍​‍​‍ ​​‍​‍‌‍‍​‌ ​‍‌‍‌‌‌‍‌‍​‍​‍​ ‍‍​‍​‍‌‍‍​‌ ‌​‌ ‌​‌ ​​‌ ​ ​ ‍‍​‍ ​‍ ‌‍​ ‌‍‍​‌‍‌‌‌‍ ​‌ ​ ‌‍‌‌‌‍​‌‌ ​​‌‍‍‌‌‍‌‌‌ ​‍‌ ​ ​‍ ‍‌ ​ ‌‍​‌‌‍ ‍‌‍‍‌‌ ‌​‌ ‍‌​‍ ‍‌ ​ ‌ ‌​‌ ‌‌‌‍‌​‌‍‍‌‌‍ ​‍ ‌‍‍‌‌‍ ‍‌ ‌​‌‍‌‌‌‍ ‍‌ ‌​​‍ ‌‍‌‌‌‍‌​‌‍‍‌‌ ‌​​‍ ‌‍ ‌‌‍ ‌‍‌​‌‍‌‌​ ‌‌ ​​‌ ​‍‌‍‌‌‌ ​ ‌‍‌‌‌‍ ‍‌ ‌​‌‍​‌‌ ‌​‌‍‍‌‌‍ ‌‍ ‍​ ‍ ‌‍‍‌‌‍‌​​ ‌‌‍‌‍‌‍ ‌‍ ‌ ‌​‌‍‌‌‌ ​‍​ ‍ ‌ ‌​‌ ‍‌‌ ​​‌‍‌‌​ ‌‌‍‌‍‌‍ ‌‍ ‌ ‌​‌‍‌‌‌ ​‍​ ‍ ‌ ​​‌‍​‌‌ ‌​‌‍‍​​ ‌‌‍​ ‌‍ ‌‍ ​‌ ‌‌‌‍ ‌‌‍ ‍‌ ​ ​‍‌‌​ ‌‌‌​​‍‌‌ ‌‍‍ ‌‍‌‌‌ ‍‌​‍‌‌​ ​ ‌​‌​​‍‌‌​ ​ ‌​‌​​‍‌‌​ ​‍​ ​‍‌‍‌‌‌‍​‍​ ​‍​ ‍​‌‍​ ​ ‌‌‌‍​ ‌‍​ ‌‍‌‌‌‍​‍‌‍​‌​ ​‌​‍‌‌​ ​‍​ ​‍​‍‌‌​ ‌‌‌​‌​​‍ ‍‌‍ ​‌‍‍‌‌‍ ‍‌‍‍ ‌ ​ ​‍‌‌​ ‌‌‌​​‍‌‌ ‌‍‍ ‌‍‌‌‌ ‍‌​‍‌‌​ ​ ‌​‌​​‍‌‌​ ​ ‌​‌​​‍‌‌​ ​‍​ ​‍​ ‍​‌‍​‌​ ​ ​ ‌​‌‍​‌​ ‌ ‌‍‌​‌‍​‌​ ​ ​ ‍​‌‍‌‌‌‍​ ​‍‌‌​ ​‍​ ​‍​‍‌‌​ ‌‌‌​‌​​‍ ‍‌‍ ‍‌‍​‌‌‍ ‌‌‍‌‌​ ‌‍​‍‌‍​‌‌ ​ ‌‍‌‌‌‌‌‌‌ ​‍‌‍ ​​ ‌‌‍‍​‌ ‌​‌ ‌​‌ ​​‌ ​ ​‍‌‌​ ​ ‌​​‌​‍‌‌​ ​‍‌​‌‍​‍‌‌​ ​‍‌​‌‍‌‍​ ‌‍‍​‌‍‌‌‌‍ ​‌ ​ ‌‍‌‌‌‍​‌‌ ​​‌‍‍‌‌‍‌‌‌ ​‍‌ ​ ​‍ ‍‌ ​ ‌‍​‌‌‍ ‍‌‍‍‌‌ ‌​‌ ‍‌​‍ ‍‌ ​ ‌ ‌​‌ ‌‌‌‍‌​‌‍‍‌‌‍ ​‍‌‍‌‍‍‌‌‍‌​​ ‌‌‍‌‍‌‍ ‌‍ ‌ ‌​‌‍‌‌‌ ​‍​‍‌‍‌ ‌​‌ ‍‌‌ ​​‌‍‌‌​ ‌‌‍‌‍‌‍ ‌‍ ‌ ‌​‌‍‌‌‌ ​‍​‍‌‍‌ ​​‌‍​‌‌ ‌​‌‍‍​​ ‌‌‍​ ‌‍ ‌‍ ​‌ ‌‌‌‍ ‌‌‍ ‍‌ ​ ​‍‌‌​ ‌‌‌​​‍‌‌ ‌‍‍ ‌‍‌‌‌ ‍‌​‍‌‌​ ​ ‌​‌​​‍‌‌​ ​ ‌​‌​​‍‌‌​ ​‍​ ​‍‌‍‌‌‌‍​‍​ ​‍​ ‍​‌‍​ ​ ‌‌‌‍​ ‌‍​ ‌‍‌‌‌‍​‍‌‍​‌​ ​‌​‍‌‌​ ​‍​ ​‍​‍‌‌​ ‌‌‌​‌​​‍ ‍‌‍ ​‌‍‍‌‌‍ ‍‌‍‍ ‌ ​ ​‍‌‌​ ‌‌‌​​‍‌‌ ‌‍‍ ‌‍‌‌‌ ‍‌​‍‌‌​ ​ ‌​‌​​‍‌‌​ ​ ‌​‌​​‍‌‌​ ​‍​ ​‍​ ‍​‌‍​‌​ ​ ​ ‌​‌‍​‌​ ‌ ‌‍‌​‌‍​‌​ ​ ​ ‍​‌‍‌‌‌‍​ ​‍‌‌​ ​‍​ ​‍​‍‌‌​ ‌‌‌​‌​​‍ ‍‌‍ ‍‌‍​‌‌‍ ‌‌‍‌‌​‍‌‍‌ ​​‌‍‌‌‌ ​‍‌ ​ ‌ ​​‌‍‌‌‌‍​ ‌ ‌​‌‍‍‌‌ ‌‍‌‍‌‌​ ‌‌ ​​‌ ‌‌‌‍​‍‌‍ ​‌‍‍‌‌ ​ ‌‍‍​‌‍‌‌‌‍‌​​‍​‍‌ ‌
Marina​​​​‌ ‍ ​‍​‍‌‍ ‌ ​‍‌‍‍‌‌‍‌ ‌‍‍‌‌‍ ‍​‍​‍​ ‍‍​‍​‍‌ ​ ‌‍​‌‌‍ ‍‌‍‍‌‌ ‌​‌ ‍‌​‍ ‍‌‍‍‌‌‍ ​‍​‍​‍ ​​‍​‍‌‍‍​‌ ​‍‌‍‌‌‌‍‌‍​‍​‍​ ‍‍​‍​‍‌‍‍​‌ ‌​‌ ‌​‌ ​​‌ ​ ​ ‍‍​‍ ​‍ ‌‍​ ‌‍‍​‌‍‌‌‌‍ ​‌ ​ ‌‍‌‌‌‍​‌‌ ​​‌‍‍‌‌‍‌‌‌ ​‍‌ ​ ​‍ ‍‌ ​ ‌‍​‌‌‍ ‍‌‍‍‌‌ ‌​‌ ‍‌​‍ ‍‌ ​ ‌ ‌​‌ ‌‌‌‍‌​‌‍‍‌‌‍ ​‍ ‌‍‍‌‌‍ ‍‌ ‌​‌‍‌‌‌‍ ‍‌ ‌​​‍ ‌‍‌‌‌‍‌​‌‍‍‌‌ ‌​​‍ ‌‍ ‌‌‍ ‌‍‌​‌‍‌‌​ ‌‌ ​​‌ ​‍‌‍‌‌‌ ​ ‌‍‌‌‌‍ ‍‌ ‌​‌‍​‌‌ ‌​‌‍‍‌‌‍ ‌‍ ‍​ ‍ ‌‍‍‌‌‍‌​​ ‌‌‍‌‍‌‍ ‌‍ ‌ ‌​‌‍‌‌‌ ​‍​ ‍ ‌ ‌​‌ ‍‌‌ ​​‌‍‌‌​ ‌‌‍‌‍‌‍ ‌‍ ‌ ‌​‌‍‌‌‌ ​‍​ ‍ ‌ ​​‌‍​‌‌ ‌​‌‍‍​​ ‌‌‍​ ‌‍ ‌‍ ​‌ ‌‌‌‍ ‌‌‍ ‍‌ ​ ​‍‌‌​ ‌‌‌​​‍‌‌ ‌‍‍ ‌‍‌‌‌ ‍‌​‍‌‌​ ​ ‌​‌​​‍‌‌​ ​ ‌​‌​​‍‌‌​ ​‍​ ​‍‌‍‌‌‌‍​‍​ ​‍​ ‍​‌‍​ ​ ‌‌‌‍​ ‌‍​ ‌‍‌‌‌‍​‍‌‍​‌​ ​‌​‍‌‌​ ​‍​ ​‍​‍‌‌​ ‌‌‌​‌​​‍ ‍‌‍ ​‌‍‍‌‌‍ ‍‌‍‍ ‌ ​ ​‍‌‌​ ‌‌‌​​‍‌‌ ‌‍‍ ‌‍‌‌‌ ‍‌​‍‌‌​ ​ ‌​‌​​‍‌‌​ ​ ‌​‌​​‍‌‌​ ​‍​ ​‍​ ‌‍​ ‌‌​ ‌‍​ ‌‌‌‍‌‌‌‍‌‍‌‍​‌​ ​​​ ‌‍​ ‌‌​ ‌​‌‍‌​​‍‌‌​ ​‍​ ​‍​‍‌‌​ ‌‌‌​‌​​‍ ‍‌‍ ‍‌‍​‌‌‍ ‌‌‍‌‌​ ‌‍​‍‌‍​‌‌ ​ ‌‍‌‌‌‌‌‌‌ ​‍‌‍ ​​ ‌‌‍‍​‌ ‌​‌ ‌​‌ ​​‌ ​ ​‍‌‌​ ​ ‌​​‌​‍‌‌​ ​‍‌​‌‍​‍‌‌​ ​‍‌​‌‍‌‍​ ‌‍‍​‌‍‌‌‌‍ ​‌ ​ ‌‍‌‌‌‍​‌‌ ​​‌‍‍‌‌‍‌‌‌ ​‍‌ ​ ​‍ ‍‌ ​ ‌‍​‌‌‍ ‍‌‍‍‌‌ ‌​‌ ‍‌​‍ ‍‌ ​ ‌ ‌​‌ ‌‌‌‍‌​‌‍‍‌‌‍ ​‍‌‍‌‍‍‌‌‍‌​​ ‌‌‍‌‍‌‍ ‌‍ ‌ ‌​‌‍‌‌‌ ​‍​‍‌‍‌ ‌​‌ ‍‌‌ ​​‌‍‌‌​ ‌‌‍‌‍‌‍ ‌‍ ‌ ‌​‌‍‌‌‌ ​‍​‍‌‍‌ ​​‌‍​‌‌ ‌​‌‍‍​​ ‌‌‍​ ‌‍ ‌‍ ​‌ ‌‌‌‍ ‌‌‍ ‍‌ ​ ​‍‌‌​ ‌‌‌​​‍‌‌ ‌‍‍ ‌‍‌‌‌ ‍‌​‍‌‌​ ​ ‌​‌​​‍‌‌​ ​ ‌​‌​​‍‌‌​ ​‍​ ​‍‌‍‌‌‌‍​‍​ ​‍​ ‍​‌‍​ ​ ‌‌‌‍​ ‌‍​ ‌‍‌‌‌‍​‍‌‍​‌​ ​‌​‍‌‌​ ​‍​ ​‍​‍‌‌​ ‌‌‌​‌​​‍ ‍‌‍ ​‌‍‍‌‌‍ ‍‌‍‍ ‌ ​ ​‍‌‌​ ‌‌‌​​‍‌‌ ‌‍‍ ‌‍‌‌‌ ‍‌​‍‌‌​ ​ ‌​‌​​‍‌‌​ ​ ‌​‌​​‍‌‌​ ​‍​ ​‍​ ‌‍​ ‌‌​ ‌‍​ ‌‌‌‍‌‌‌‍‌‍‌‍​‌​ ​​​ ‌‍​ ‌‌​ ‌​‌‍‌​​‍‌‌​ ​‍​ ​‍​‍‌‌​ ‌‌‌​‌​​‍ ‍‌‍ ‍‌‍​‌‌‍ ‌‌‍‌‌​‍‌‍‌ ​​‌‍‌‌‌ ​‍‌ ​ ‌ ​​‌‍‌‌‌‍​ ‌ ‌​‌‍‍‌‌ ‌‍‌‍‌‌​ ‌‌ ​​‌ ‌‌‌‍​‍‌‍ ​‌‍‍‌‌ ​ ‌‍‍​‌‍‌‌‌‍‌​​‍​‍‌ ‌
Company​​​​‌ ‍ ​‍​‍‌‍ ‌ ​‍‌‍‍‌‌‍‌ ‌‍‍‌‌‍ ‍​‍​‍​ ‍‍​‍​‍‌ ​ ‌‍​‌‌‍ ‍‌‍‍‌‌ ‌​‌ ‍‌​‍ ‍‌‍‍‌‌‍ ​‍​‍​‍ ​​‍​‍‌‍‍​‌ ​‍‌‍‌‌‌‍‌‍​‍​‍​ ‍‍​‍​‍‌‍‍​‌ ‌​‌ ‌​‌ ​​‌ ​ ​ ‍‍​‍ ​‍ ‌‍​ ‌‍‍​‌‍‌‌‌‍ ​‌ ​ ‌‍‌‌‌‍​‌‌ ​​‌‍‍‌‌‍‌‌‌ ​‍‌ ​ ​‍ ‍‌ ​ ‌‍​‌‌‍ ‍‌‍‍‌‌ ‌​‌ ‍‌​‍ ‍‌ ​ ‌ ‌​‌ ‌‌‌‍‌​‌‍‍‌‌‍ ​‍ ‌‍‍‌‌‍ ‍‌ ‌​‌‍‌‌‌‍ ‍‌ ‌​​‍ ‌‍‌‌‌‍‌​‌‍‍‌‌ ‌​​‍ ‌‍ ‌‌‍ ‌‍‌​‌‍‌‌​ ‌‌ ​​‌ ​‍‌‍‌‌‌ ​ ‌‍‌‌‌‍ ‍‌ ‌​‌‍​‌‌ ‌​‌‍‍‌‌‍ ‌‍ ‍​ ‍ ‌‍‍‌‌‍‌​​ ‌‌‍‌‍‌‍ ‌‍ ‌ ‌​‌‍‌‌‌ ​‍​ ‍ ‌ ‌​‌ ‍‌‌ ​​‌‍‌‌​ ‌‌‍‌‍‌‍ ‌‍ ‌ ‌​‌‍‌‌‌ ​‍​ ‍ ‌ ​​‌‍​‌‌ ‌​‌‍‍​​ ‌‌‍​ ‌‍ ‌‍ ​‌ ‌‌‌‍ ‌‌‍ ‍‌ ​ ​‍‌‌​ ‌‌‌​​‍‌‌ ‌‍‍ ‌‍‌‌‌ ‍‌​‍‌‌​ ​ ‌​‌​​‍‌‌​ ​ ‌​‌​​‍‌‌​ ​‍​ ​‍‌‍​ ​ ​ ​ ‌​​ ​​‌‍​ ​ ‌‍‌‍‌​​ ‌​‌‍‌‍‌‍‌‌‌‍‌‌‌‍‌​​‍‌‌​ ​‍​ ​‍​‍‌‌​ ‌‌‌​‌​​‍ ‍‌ ‌​‌‍‍‌‌ ‌​‌‍ ​‌‍‌‌​ ‌‍​‍‌‍​‌‌ ​ ‌‍‌‌‌‌‌‌‌ ​‍‌‍ ​​ ‌‌‍‍​‌ ‌​‌ ‌​‌ ​​‌ ​ ​‍‌‌​ ​ ‌​​‌​‍‌‌​ ​‍‌​‌‍​‍‌‌​ ​‍‌​‌‍‌‍​ ‌‍‍​‌‍‌‌‌‍ ​‌ ​ ‌‍‌‌‌‍​‌‌ ​​‌‍‍‌‌‍‌‌‌ ​‍‌ ​ ​‍ ‍‌ ​ ‌‍​‌‌‍ ‍‌‍‍‌‌ ‌​‌ ‍‌​‍ ‍‌ ​ ‌ ‌​‌ ‌‌‌‍‌​‌‍‍‌‌‍ ​‍‌‍‌‍‍‌‌‍‌​​ ‌‌‍‌‍‌‍ ‌‍ ‌ ‌​‌‍‌‌‌ ​‍​‍‌‍‌ ‌​‌ ‍‌‌ ​​‌‍‌‌​ ‌‌‍‌‍‌‍ ‌‍ ‌ ‌​‌‍‌‌‌ ​‍​‍‌‍‌ ​​‌‍​‌‌ ‌​‌‍‍​​ ‌‌‍​ ‌‍ ‌‍ ​‌ ‌‌‌‍ ‌‌‍ ‍‌ ​ ​‍‌‌​ ‌‌‌​​‍‌‌ ‌‍‍ ‌‍‌‌‌ ‍‌​‍‌‌​ ​ ‌​‌​​‍‌‌​ ​ ‌​‌​​‍‌‌​ ​‍​ ​‍‌‍​ ​ ​ ​ ‌​​ ​​‌‍​ ​ ‌‍‌‍‌​​ ‌​‌‍‌‍‌‍‌‌‌‍‌‌‌‍‌​​‍‌‌​ ​‍​ ​‍​‍‌‌​ ‌‌‌​‌​​‍ ‍‌ ‌​‌‍‍‌‌ ‌​‌‍ ​‌‍‌‌​‍‌‍‌ ​​‌‍‌‌‌ ​‍‌ ​ ‌ ​​‌‍‌‌‌‍​ ‌ ‌​‌‍‍‌‌ ‌‍‌‍‌‌​ ‌‌ ​​‌ ‌‌‌‍​‍‌‍ ​‌‍‍‌‌ ​ ‌‍‍​‌‍‌‌‌‍‌​​‍​‍‌ ‌